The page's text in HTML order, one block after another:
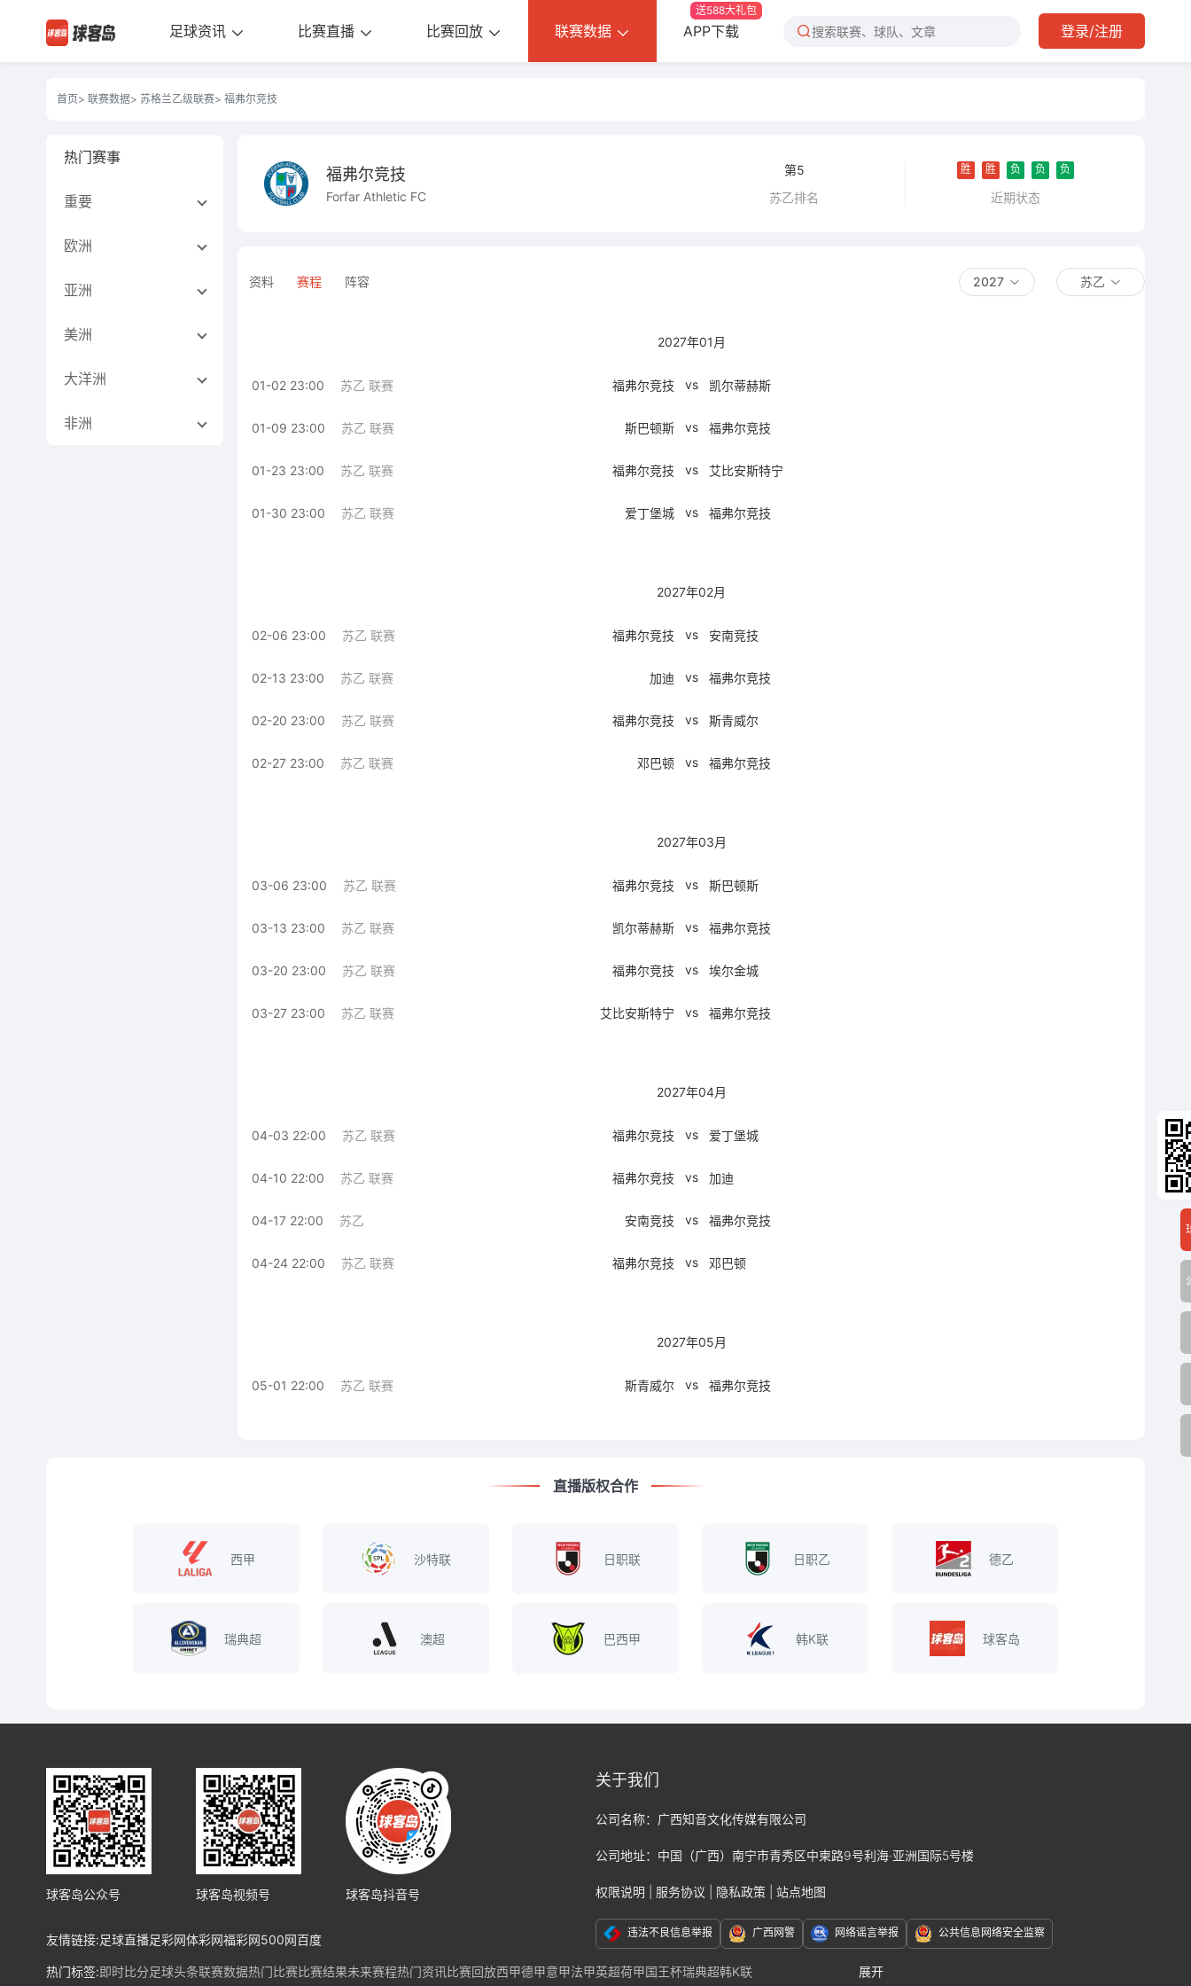
足球资讯 比赛直播 比赛回放 联赛数据 APP下载
送588大礼包
登录/注册
首页> 联赛数据> 苏格兰乙级联赛> 福弗尔竞技
热门赛事
重要
欧洲
亚洲
美洲
大洋洲
非洲
福弗尔竞技
Forfar Athletic FC
第5
苏乙排名
胜 胜 负 负 负
近期状态
资料 赛程 阵容 2027 苏乙
2027年01月
01-02 23:00 苏乙 联赛 福弗尔竞技 vs 凯尔蒂赫斯
01-09 23:00 苏乙 联赛 斯巴顿斯 vs 福弗尔竞技
01-23 23:00 苏乙 联赛 福弗尔竞技 vs 艾比安斯特宁
01-30 23:00 苏乙 联赛 爱丁堡城 vs 福弗尔竞技
2027年02月
02-06 23:00 苏乙 联赛 福弗尔竞技 vs 安南竞技
02-13 23:00 苏乙 联赛 加迪 vs 福弗尔竞技
02-20 23:00 苏乙 联赛 福弗尔竞技 vs 斯青威尔
02-27 23:00 苏乙 联赛 邓巴顿 vs 福弗尔竞技
2027年03月
03-06 23:00 苏乙 联赛 福弗尔竞技 vs 斯巴顿斯
03-13 23:00 苏乙 联赛 凯尔蒂赫斯 vs 福弗尔竞技
03-20 23:00 苏乙 联赛 福弗尔竞技 vs 埃尔金城
03-27 23:00 苏乙 联赛 艾比安斯特宁 vs 福弗尔竞技
2027年04月
04-03 22:00 苏乙 联赛 福弗尔竞技 vs 爱丁堡城
04-10 22:00 苏乙 联赛 福弗尔竞技 vs 加迪
04-17 22:00 苏乙 安南竞技 vs 福弗尔竞技
04-24 22:00 苏乙 联赛 福弗尔竞技 vs 邓巴顿
2027年05月
05-01 22:00 苏乙 联赛 斯青威尔 vs 福弗尔竞技
直播版权合作
西甲 沙特联 日职联 日职乙 德乙
瑞典超 澳超 巴西甲 韩K联 球客岛
球客岛公众号 球客岛视频号 球客岛抖音号
友情链接:足球直播足彩网体彩网福彩网500网百度
关于我们
公司名称： 广西知音文化传媒有限公司
公司地址： 中国（广西）南宁市青秀区中柬路9号利海·亚洲国际5号楼
权限说明 服务协议 隐私政策 站点地图
违法不良信息举报 广西网警 网络谣言举报 公共信息网络安全监察
热门标签:即时比分足球头条联赛数据热门比赛比赛结果未来赛程热门资讯 比赛回放西甲德甲意甲法甲英超荷甲国王杯瑞典超韩K联 展开